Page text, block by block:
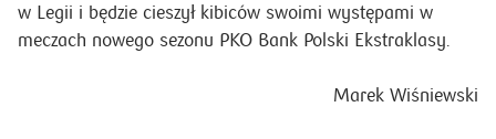
w Legii i będzie cieszył kibiców swoimi występami w
meczach nowego sezonu PKO Bank Polski Ekstraklasy.
Marek Wiśniewski